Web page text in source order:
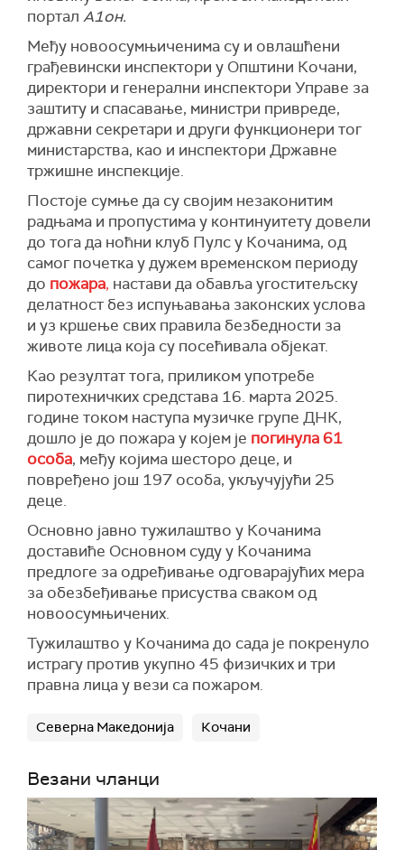
портал А1он.
Међу новоосумњиченима су и овлашћени
грађевински инспектори у Општини Кочани,
директори и генерални инспектори Управе за
заштиту и спасавање, министри привреде,
државни секретари и други функционери тог
министарства, као и инспектори Државне
тржишне инспекције.
Постоје сумње да су својим незаконитим
радњама и пропустима у континуитету довели
до тога да ноћни клуб Пулс у Кочанима, од
самог почетка у дужем временском периоду
до пожара, настави да обавља угоститељску
делатност без испуњавања законских услова
и уз кршење свих правила безбедности за
животе лица која су посећивала објекат.
Као резултат тога, приликом употребе
пиротехничких средстава 16. марта 2025.
године током наступа музичке групе ДНК,
дошло је до пожара у којем је погинула 61
особа, међу којима шесторо деце, и
повређено још 197 особа, укључујући 25
деце.
Основно јавно тужилаштво у Кочанима
доставиће Основном суду у Кочанима
предлоге за одређивање одговарајућих мера
за обезбеђивање присуства сваком од
новоосумњичених.
Тужилаштво у Кочанима до сада је покренуло
истрагу против укупно 45 физичких и три
правна лица у вези са пожаром.
Северна Македонија Кочани
Везани чланци